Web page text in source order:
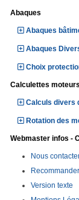
Abaques
Abaques
Abaques
Choix
Calculettes moteurs
Calculs divers
Rotation des
Webmaster infos -
Nous
Recommander
Version texte